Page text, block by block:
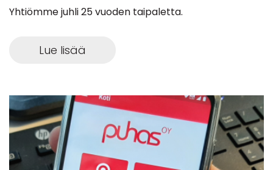
Yhtiömme juhli 25 vuoden taipaletta.
Lue lisää